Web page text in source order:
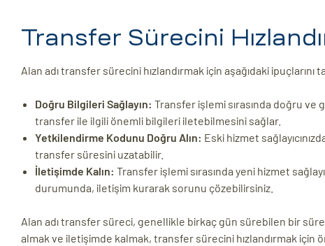
Transfer Sürecini
Alan adı transfer sürecini hızlandırmak için aşağıdaki ipuçlarını
Doğru Bilgileri Sağlayın: Transfer işlemi sırasında doğru ve
transfer ile ilgili önemli bilgileri iletebilmesini sağlar.
Yetkilendirme Kodunu Doğru Alın: Eski hizmet
transfer süresini uzatabilir.
İletişimde Kalın: Transfer işlemi sırasında yeni hizmet
durumunda, iletişim kurarak sorunu çözebilirsiniz.
Alan adı transfer süreci, genellikle birkaç gün sürebilen bir
almak ve iletişimde kalmak, transfer sürecini hızlandırmak için